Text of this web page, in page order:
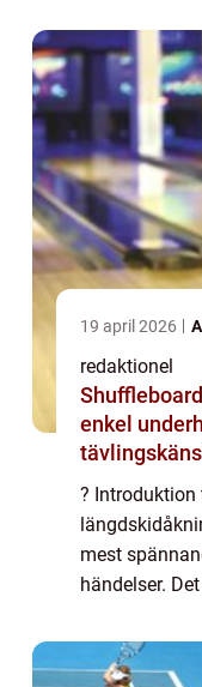
vi att g...
19 april 2026
redaktionel
Shuffleboard
enkel
?
mest
händelser.
äran och
vi att g...